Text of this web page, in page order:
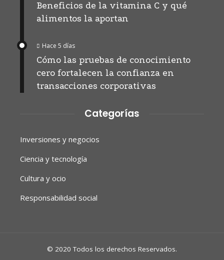
Beneficios de la vitamina C y qué
alimentos la aportan
Hace 5 días
Cómo las pruebas de conocimiento
cero fortalecen la confianza en
transacciones corporativas
Categorías
Inversiones y negocios
Ciencia y tecnología
Cultura y ocio
Responsabilidad social
© 2020 Todos los derechos Reservados.